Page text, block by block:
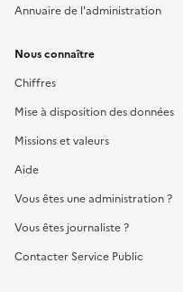
Annuaire de l'administration
Nous connaître
Chiffres
Mise à disposition des données
Missions et valeurs
Aide
Vous êtes une administration ?
Vous êtes journaliste ?
Contacter Service Public